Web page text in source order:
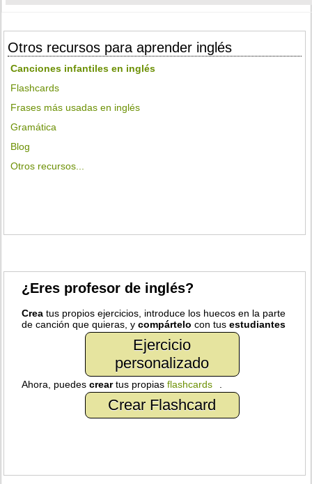
Otros recursos para aprender inglés
Canciones infantiles en inglés
Flashcards
Frases más usadas en inglés
Gramática
Blog
Otros recursos...
¿Eres profesor de inglés?
Crea tus propios ejercicios, introduce los huecos en la parte
de canción que quieras, ycompártelo con tusestudiantes
Ejercicio
personalizado
Ahora, puedescreartus propiasflashcards
Crear Flashcard